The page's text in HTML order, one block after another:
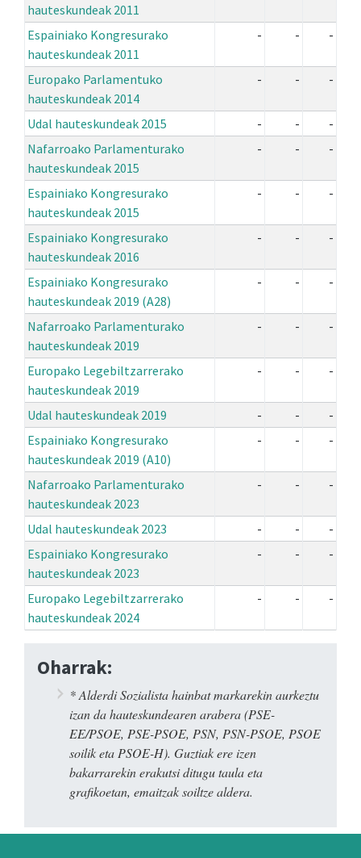
hauteskundeak 2011
Espainiako Kongresurako
hauteskundeak 2011
- - -
Europako Parlamentuko
hauteskundeak 2014
- - -
Udal hauteskundeak 2015 - -
-
Nafarroako Parlamenturako
hauteskundeak 2015
- - -
Espainiako Kongresurako
hauteskundeak 2015
- - -
Espainiako Kongresurako
hauteskundeak 2016
- - -
Espainiako Kongresurako
hauteskundeak 2019 (A28)
- - -
Nafarroako Parlamenturako
hauteskundeak 2019
- - -
Europako Legebiltzarrerako
hauteskundeak 2019
- - -
Udal hauteskundeak 2019 - -
-
Espainiako Kongresurako
hauteskundeak 2019 (A10)
- - -
Nafarroako Parlamenturako
hauteskundeak 2023
- - -
Udal hauteskundeak 2023 - -
-
Espainiako Kongresurako
hauteskundeak 2023
- - -
Europako Legebiltzarrerako
hauteskundeak 2024
- - -
Oharrak:
* Alderdi Sozialista hainbat markarekin aurkeztu
izan da hauteskundearen arabera (PSE-
EE/PSOE, PSE-PSOE, PSN, PSN-PSOE, PSOE
soilik eta PSOE-H). Guztiak ere izen
bakarrarekin erakutsi ditugu taula eta
grafikoetan, emaitzak soiltze aldera.